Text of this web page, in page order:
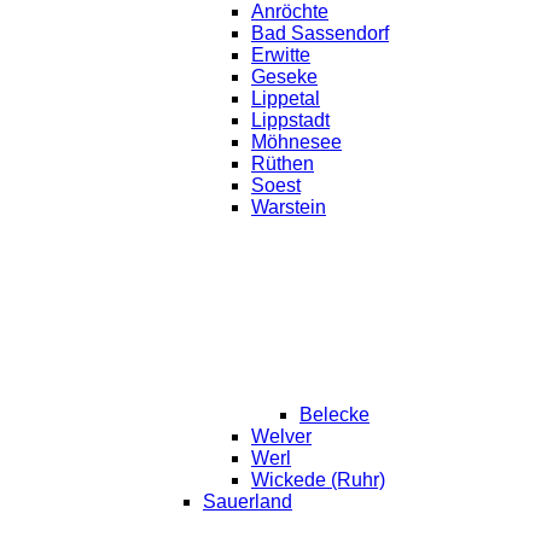
Anröchte
Bad Sassendorf
Erwitte
Geseke
Lippetal
Lippstadt
Möhnesee
Rüthen
Soest
Warstein
Belecke
Welver
Werl
Wickede (Ruhr)
Sauerland